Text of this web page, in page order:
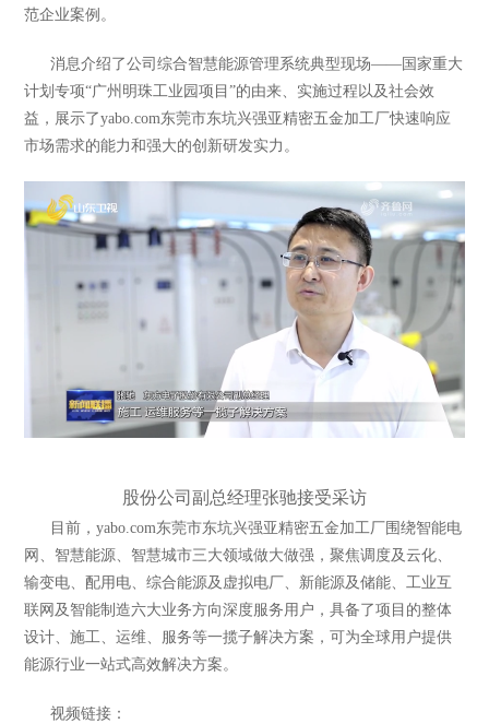
范企业案例。
消息介绍了公司综合智慧能源管理系统典型现场——国家重大
计划专项“广州明珠工业园项目”的由来、实施过程以及社会效
益，展示了yabo.com东莞市东坑兴强亚精密五金加工厂快速响应
市场需求的能力和强大的创新研发实力。
股份公司副总经理张驰接受采访
目前，yabo.com东莞市东坑兴强亚精密五金加工厂围绕智能电
网、智慧能源、智慧城市三大领域做大做强，聚焦调度及云化、
输变电、配用电、综合能源及虚拟电厂、新能源及储能、工业互
联网及智能制造六大业务方向深度服务用户，具备了项目的整体
设计、施工、运维、服务等一揽子解决方案，可为全球用户提供
能源行业一站式高效解决方案。
视频链接：